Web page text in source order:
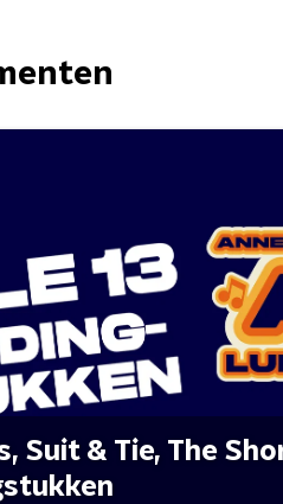
Suit & Tie, The